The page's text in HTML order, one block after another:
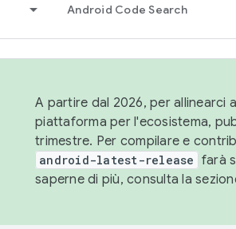
Android Code Search
A partire dal 2026, per allinearci
piattaforma per l'ecosistema,
trimestre. Per compilare e
android-latest-release farà
saperne di più, consulta la